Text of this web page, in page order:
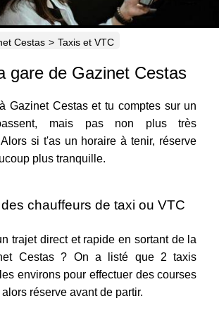
Taxis
Cestas > Taxis et VTC
gare de Gazinet Cestas
Gazinet Cestas et tu comptes sur un
mais pas non plus très
si t'as un horaire à tenir, réserve
plus tranquille.
chauffeurs de taxi ou VTC
trajet direct et rapide en sortant de la
Cestas ? On a listé que 2 taxis
environs pour effectuer des courses
réserve avant de partir.